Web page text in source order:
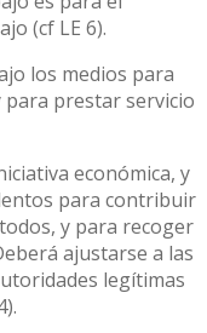
(cf LE 6).
los medios para
para prestar servicio
económica, y
para contribuir
y para recoger
ajustarse a las
legítimas